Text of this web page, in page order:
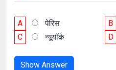
A पेरिस B
C
न्यूयॉर्क D
Show Answer